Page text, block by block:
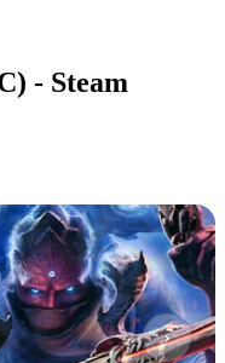
- Steam